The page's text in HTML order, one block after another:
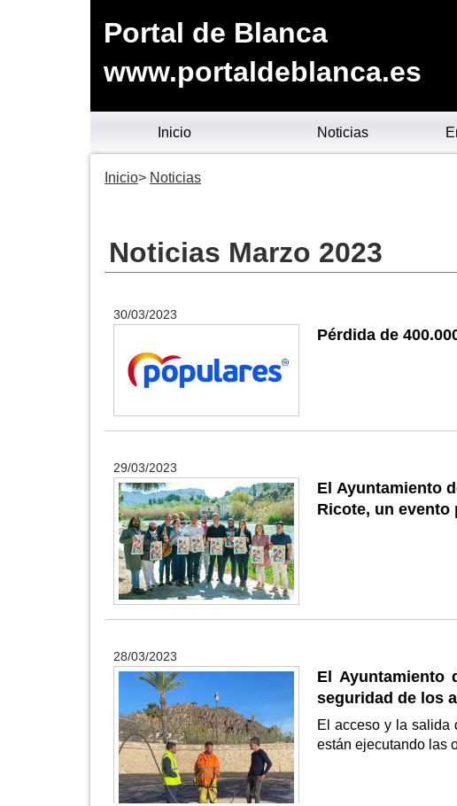
Portal de Blanca
www.portaldeblanca.es
Inicio Noticias
Inicio Noticias
Noticias Marzo 2023
30/03/2023
Pérdida de
29/03/2023
El Ayuntamiento
Ricote, un evento
28/03/2023
El Ayuntamiento
seguridad de los
El acceso y la salida
están ejecutando las